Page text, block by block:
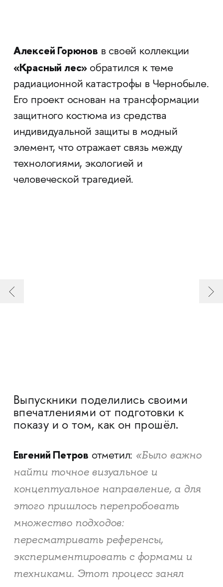
Алексей Горюнов в своей коллекции
«Красный лес» обратился к теме
радиационной катастрофы в Чернобыле.
Его проект основан на трансформации
защитного костюма из средства
индивидуальной защиты в модный
элемент, что отражает связь между
технологиями, экологией и
человеческой трагедией.
Выпускники поделились своими
впечатлениями от подготовки к
показу и о том, как он прошёл.
Евгений Петров отметил: «Было важно
найти точное визуальное и
концептуальное направление, а для
этого пришлось перепробовать
множество подходов:
пересматривать референсы,
экспериментировать с формами и
техниками. Этот процесс занял